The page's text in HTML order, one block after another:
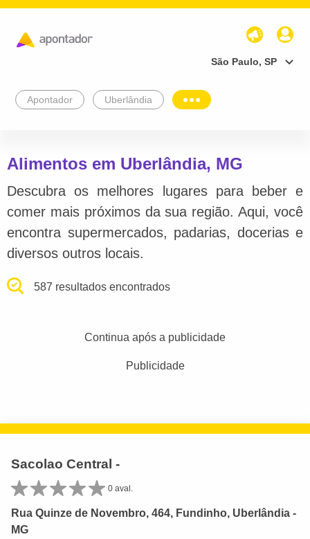
São Paulo, SP
Apontador Uberlândia
Alimentos em Uberlândia, MG
Descubra os melhores lugares para beber e
comer mais próximos da sua região. Aqui, você
encontra supermercados, padarias, docerias e
diversos outros locais.
587 resultados encontrados
Continua após a publicidade
Publicidade
Sacolao Central -
0 aval.
Rua Quinze de Novembro, 464, Fundinho, Uberlândia -
MG